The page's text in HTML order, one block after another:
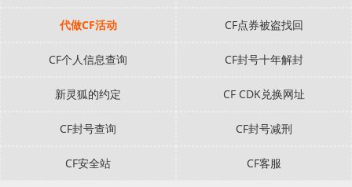
代做CF活动 CF点券被盗找回
CF个人信息查询 CF封号十年解封
新灵狐的约定 CF CDK兑换网址
CF封号查询 CF封号减刑
CF安全站 CF客服